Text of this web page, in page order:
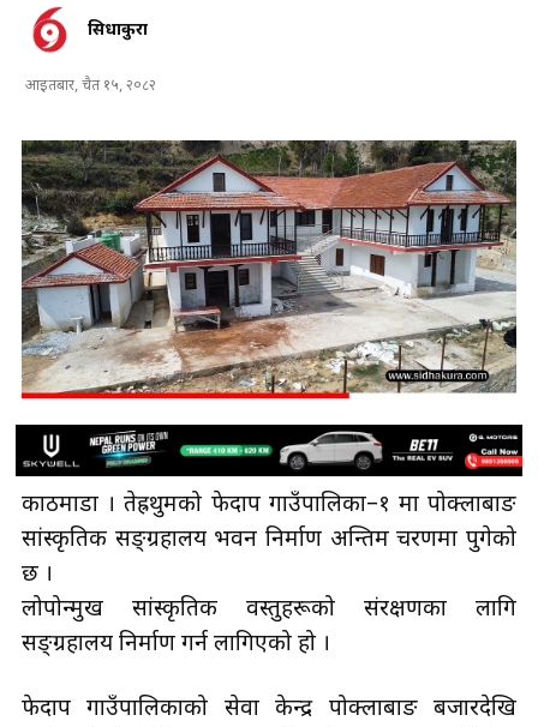
सिधाकुरा
आइतबार, चैत १५, २०८२
काठमाडौँ । तेह्रथुमको फेदाप गाउँपालिका–१ मा पोक्लाबाङ
सांस्कृतिक सङ्ग्रहालय भवन निर्माण अन्तिम चरणमा पुगेको
छ ।
लोपोन्मुख सांस्कृतिक वस्तुहरूको संरक्षणका लागि
सङ्ग्रहालय निर्माण गर्न लागिएको हो ।
फेदाप गाउँपालिकाको सेवा केन्द्र पोक्लाबाङ बजारदेखि